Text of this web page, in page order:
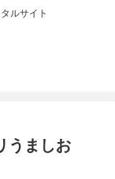
ルサイト
うましお